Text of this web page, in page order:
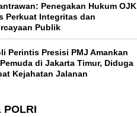
Penegakan Hukum OJK
Perkuat Integritas dan
Publik
Perintis Presisi PMJ Amankan
di Jakarta Timur, Diduga
Kejahatan Jalanan
POLRI